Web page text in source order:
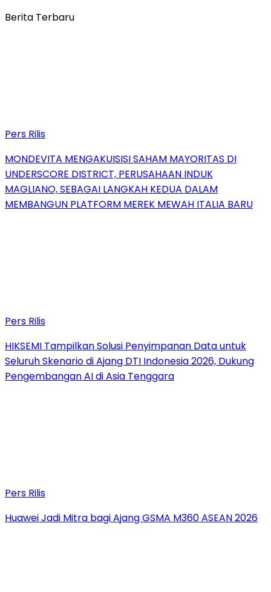
Berita Terbaru
Pers Rilis
MONDEVITA MENGAKUISISI SAHAM MAYORITAS DI
UNDERSCORE DISTRICT, PERUSAHAAN INDUK
MAGLIANO, SEBAGAI LANGKAH KEDUA DALAM
MEMBANGUN PLATFORM MEREK MEWAH ITALIA BARU
Pers Rilis
HIKSEMI Tampilkan Solusi Penyimpanan Data untuk
Seluruh Skenario di Ajang DTI Indonesia 2026, Dukung
Pengembangan AI di Asia Tenggara
Pers Rilis
Huawei Jadi Mitra bagi Ajang GSMA M360 ASEAN 2026